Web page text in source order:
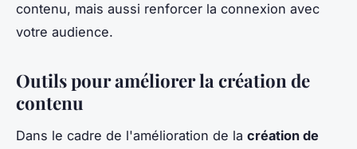
contenu, mais aussi renforcer la connexion avec
votre audience.
Outils pour améliorer la création de
contenu
Dans le cadre de l'amélioration de la création de